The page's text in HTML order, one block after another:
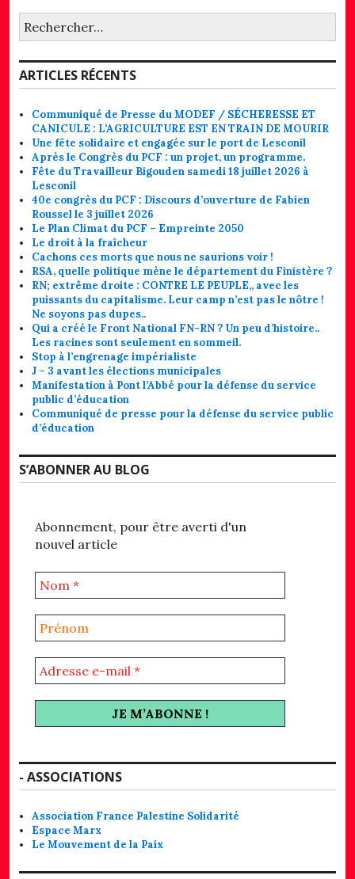
ARTICLES RÉCENTS
Communiqué de Presse du MODEF / SÉCHERESSE ET
CANICULE : L’AGRICULTURE EST EN TRAIN DE MOURIR
Une fête solidaire et engagée sur le port de Lesconil
Après le Congrès du PCF : un projet, un programme.
Fête du Travailleur Bigouden samedi 18 juillet 2026 à
Lesconil
40e congrès du PCF : Discours d’ouverture de Fabien
Roussel le 3 juillet 2026
Le Plan Climat du PCF – Empreinte 2050
Le droit à la fraîcheur
Cachons ces morts que nous ne saurions voir !
RSA, quelle politique mène le département du Finistère ?
RN; extrême droite : CONTRE LE PEUPLE,, avec les
puissants du capitalisme. Leur camp n’est pas le nôtre !
Ne soyons pas dupes..
Qui a créé le Front National FN-RN ? Un peu d’histoire..
Les racines sont seulement en sommeil.
Stop à l’engrenage impérialiste
J – 3 avant les élections municipales
Manifestation à Pont l’Abbé pour la défense du service
public d’éducation
Communiqué de presse pour la défense du service public
d’éducation
S’ABONNER AU BLOG
Abonnement, pour être averti d'un
nouvel article
- ASSOCIATIONS
Association France Palestine Solidarité
Espace Marx
Le Mouvement de la Paix